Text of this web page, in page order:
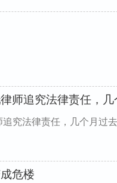
师追究法律责任，
究法律责任，几个月过
危楼